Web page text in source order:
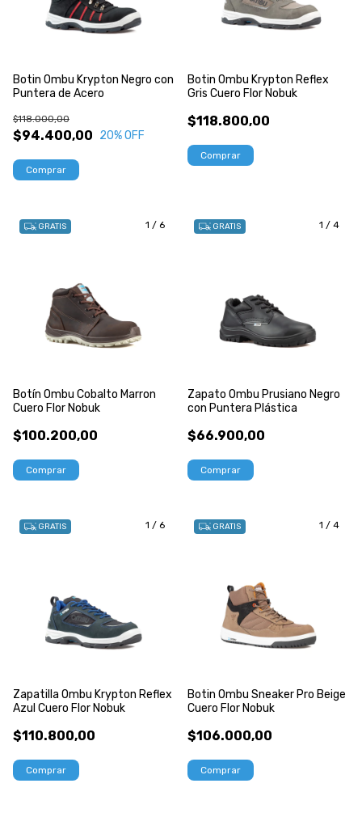
Botin Ombu Krypton Negro con
Puntera de Acero
$94.400,00
$118.000,00
20% OFF
Comprar
Botin Ombu Krypton Reflex
Gris Cuero Flor Nobuk
$118.800,00
Comprar
1 / 6
GRATIS
Botín Ombu Cobalto Marron
Cuero Flor Nobuk
$100.200,00
Comprar
1 / 4
GRATIS
Zapato Ombu Prusiano Negro
con Puntera Plástica
$66.900,00
Comprar
1 / 6
GRATIS
Zapatilla Ombu Krypton Reflex
Azul Cuero Flor Nobuk
$110.800,00
Comprar
1 / 4
GRATIS
Botin Ombu Sneaker Pro Beige
Cuero Flor Nobuk
$106.000,00
Comprar